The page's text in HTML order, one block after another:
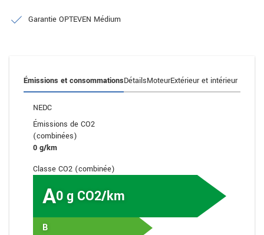
Garantie OPTEVEN Médium
Émissions et consommationsDétailsMoteurExtérieur et intérieur
NEDC
Émissions de CO2
(combinées)
0 g/km
Classe CO2 (combinée)
A0 g CO2/km
B